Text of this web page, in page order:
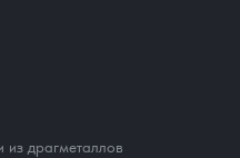
драгметаллов